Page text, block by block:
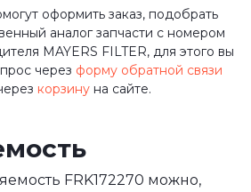
оформить заказ, подобрать
аналог запчасти с номером
MAYERS FILTER, для этого вы
через форму обратной связи
корзину на сайте.
FRK172270 можно,